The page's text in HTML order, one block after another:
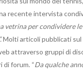
recente intervista
vetrina per condividere
Molti articoli pubblicati sul
attraverso gruppi di
forum. “Da qualche